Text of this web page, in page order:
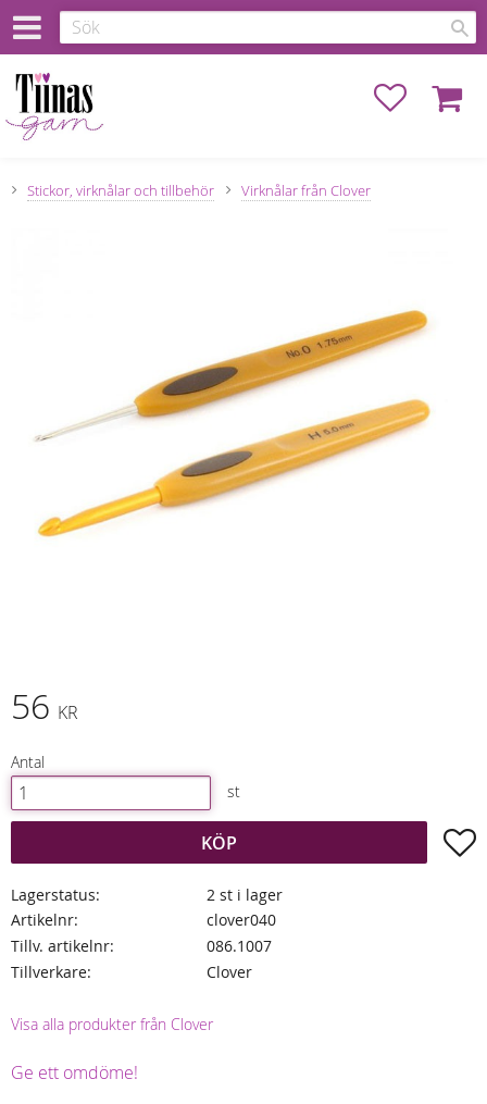
Favoriter
Stickor, virknålar och tillbehör Virknålar från Clover
56 KR
Antal
st
KÖP
Lagerstatus
2 st i lager
Artikelnr
clover040
Tillv. artikelnr
086.1007
Tillverkare
Clover
Visa alla produkter från Clover
Ge ett omdöme!